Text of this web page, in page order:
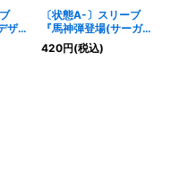
ザイ
】
〔状態A-〕スリーブ
『馬神弾登場(サーガブ
レイヴオフィシャルカー
ドスリーブ)』50枚
420円(税込)